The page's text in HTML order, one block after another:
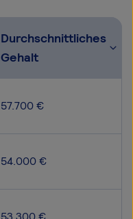
Durchschnittliches
Gehalt
57.700 €
54.000 €